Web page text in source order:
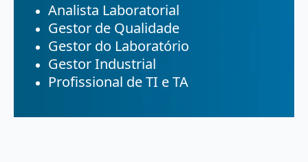
Analista Laboratorial
Gestor de Qualidade
Gestor do Laboratório
Gestor Industrial
Profissional de TI e TA